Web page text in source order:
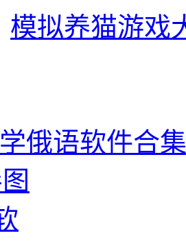
模拟养猫游戏
学俄语软件合集